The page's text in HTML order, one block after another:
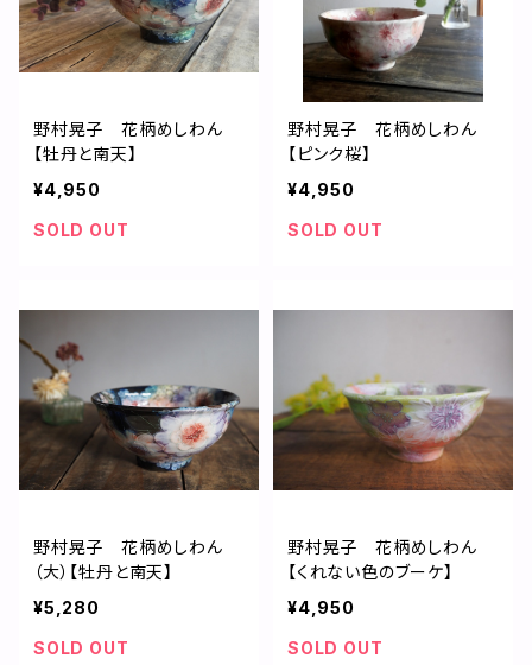
野村晃子 花柄めしわん
【牡丹と南天】
¥4,950
SOLD OUT
野村晃子 花柄めしわん
【ピンク桜】
¥4,950
SOLD OUT
野村晃子 花柄めしわん
（大）【牡丹と南天】
¥5,280
SOLD OUT
野村晃子 花柄めしわん
【くれない色のブーケ】
¥4,950
SOLD OUT